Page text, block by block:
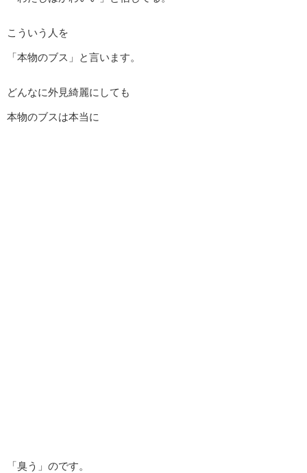
こういう人を
「本物のブス」と言います。
どんなに外見綺麗にしても
本物のブスは本当に
「臭う」のです。